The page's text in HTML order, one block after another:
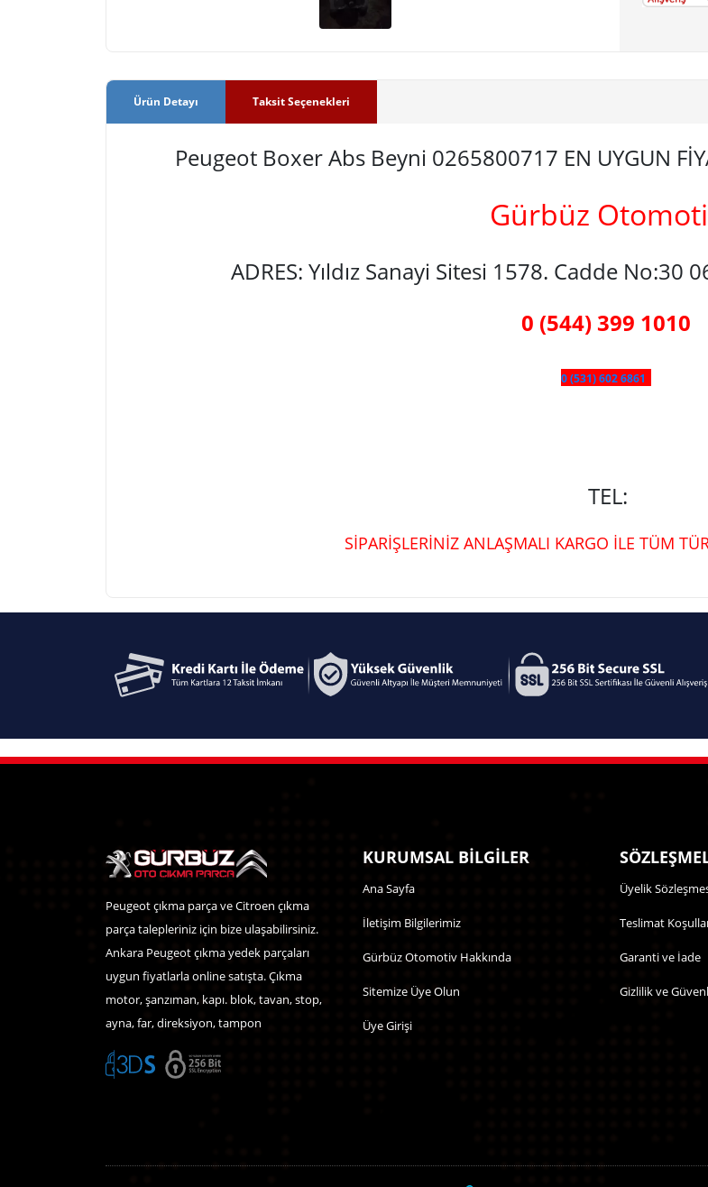
Ürün Detayı Taksit Seçenekleri
Peugeot Boxer Abs Beyni 0265800717 EN UYGUN
Gürbüz
ADRES: Yıldız Sanayi Sitesi 1578. Cadde No:30
0 (544) 399 1010
0 (531) 602 6861
TEL:
SİPARİŞLERİNİZ ANLAŞMALI KARGO İLE TÜM
Peugeot çıkma parça ve Citroen çıkma
parça talepleriniz için bize ulaşabilirsiniz.
Ankara Peugeot çıkma yedek parçaları
uygun fiyatlarla online satışta. Çıkma
motor, şanzıman, kapı. blok, tavan, stop,
ayna, far, direksiyon, tampon
KURUMSAL BİLGİLER
Ana Sayfa
İletişim Bilgilerimiz
Gürbüz Otomotiv Hakkında
Sitemize Üye Olun
Üye Girişi
Üyelik
Teslimat
Garanti ve İade
Gizlilik ve